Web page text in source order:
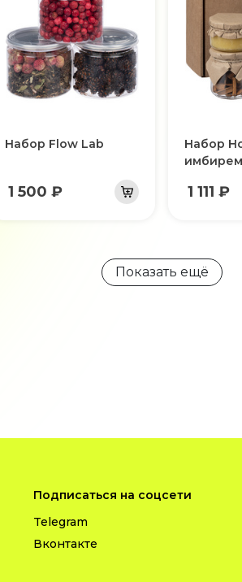
Набор Flow Lab
1 500 ₽
Набор
1 111 ₽
Показать ещё
Подписаться на соцсети
Telegram
Вконтакте